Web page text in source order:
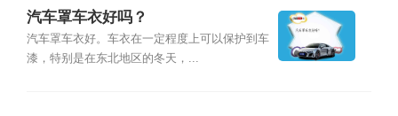
汽车罩车衣好吗？
汽车罩车衣好。车衣在一定程度上可以保护到车
漆，特别是在东北地区的冬天，...